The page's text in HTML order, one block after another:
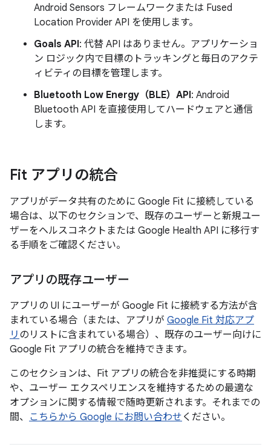
Android Sensors フレームワークまたは Fused
Location Provider API を使用します。
Goals API: 代替 API はありません。アプリケーショ
ン ロジック内で目標のトラッキングと毎日のアクテ
ィビティの目標を管理します。
Bluetooth Low Energy（BLE）API: Android
Bluetooth API を直接使用してハードウェアと通信
します。
Fit アプリの統合
アプリがデータ共有のために Google Fit に接続している
場合は、以下のセクションで、既存のユーザーと新規ユー
ザーをヘルスコネクトまたは Google Health API に移行す
る手順をご確認ください。
アプリの既存ユーザー
アプリの UI にユーザーが Google Fit に接続する方法が含
まれている場合（または、アプリが Google Fit 対応アプ
リ のリストに含まれている場合）、既存のユーザー向けに
Google Fit アプリの統合を維持できます。
このセクションは、Fit アプリの統合を非推奨にする時期
や、ユーザー エクスペリエンスを維持するための最適な
オプションに関する情報で随時更新されます。それまでの
間、 こちらから Google にお問い合わせ ください。